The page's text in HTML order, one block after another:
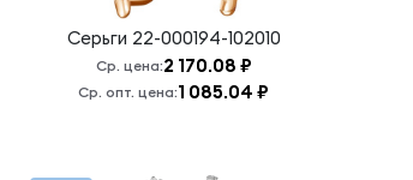
Серьги 22-000194-102010
Ср. цена:2 170.08 ₽
Ср. опт. цена:1 085.04 ₽